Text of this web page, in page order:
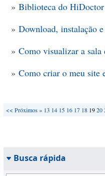
» Biblioteca do HiDoctor
» Download, instalação
» Como visualizar a sala
» Como criar o meu site
<< Próximos » 13 14 15 16 17 18 1920
Busca rápida